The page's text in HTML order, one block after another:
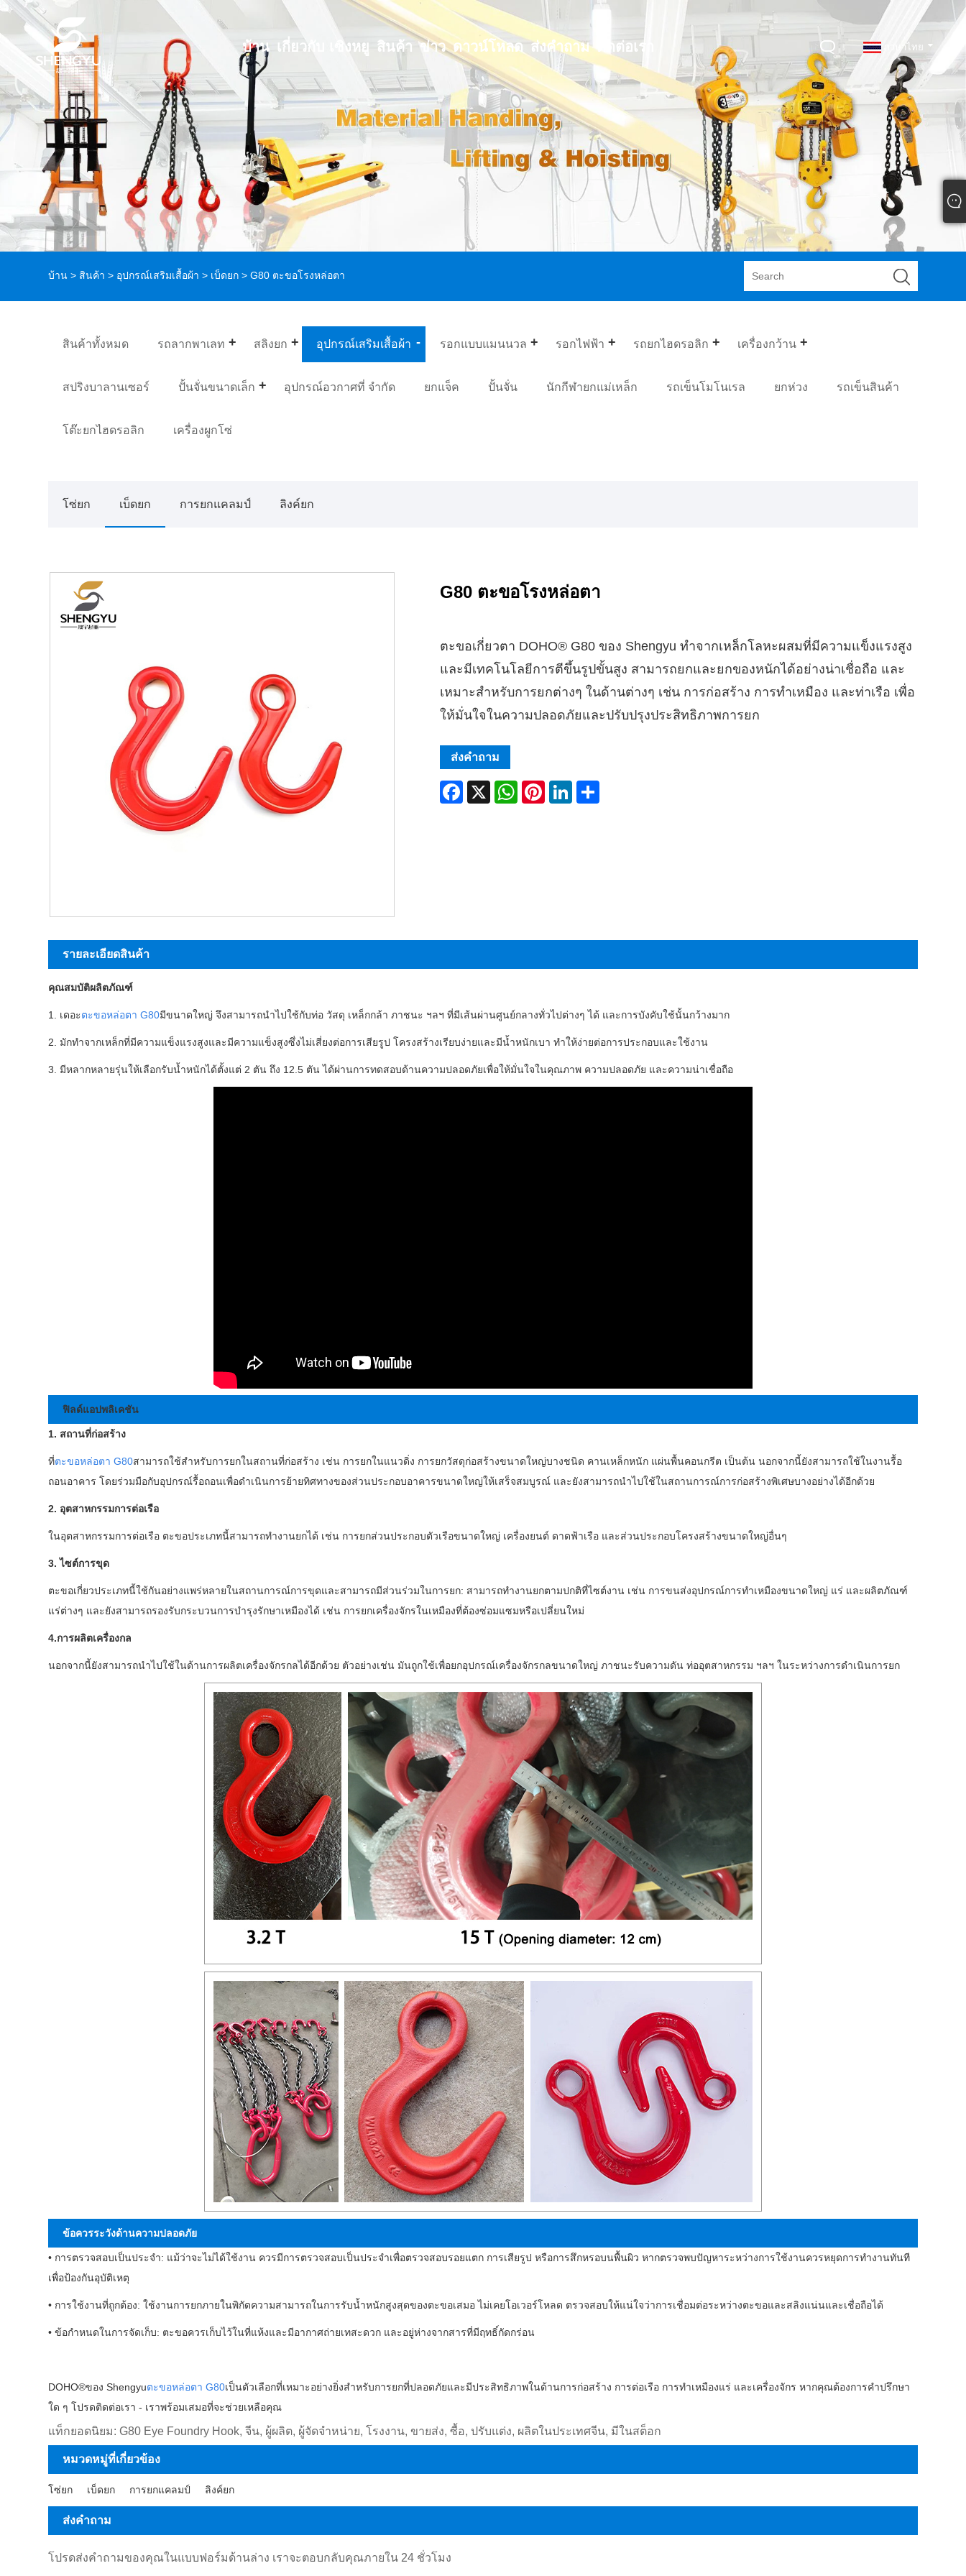
ภาษาไทย
บ้าน เกี่ยวกับ เซิงหยู สินค้า ข่าว ดาวน์โหลด ส่งคำถาม ติดต่อเรา
บ้าน > สินค้า > อุปกรณ์เสริมเสื้อผ้า > เบ็ดยก > G80 ตะขอโรงหล่อตา
สินค้าทั้งหมด รถลากพาเลท สลิงยก อุปกรณ์เสริมเสื้อผ้า รอกแบบแมนนวล รอกไฟฟ้า รถยกไฮดรอลิก เครื่องกว้าน
สปริงบาลานเซอร์ ปั้นจั่นขนาดเล็ก อุปกรณ์อวกาศที่ จำกัด ยกแจ็ค ปั้นจั่น นักกีฬายกแม่เหล็ก รถเข็นโมโนเรล ยกห่วง รถเข็นสินค้า
โต๊ะยกไฮดรอลิก เครื่องผูกโซ่
โซ่ยก เบ็ดยก การยกแคลมป์ ลิงค์ยก
G80 ตะขอโรงหล่อตา
ตะขอเกี่ยวตา DOHO® G80 ของ Shengyu ทำจากเหล็กโลหะผสมที่มีความแข็งแรงสูง
และมีเทคโนโลยีการตีขึ้นรูปขั้นสูง สามารถยกและยกของหนักได้อย่างน่าเชื่อถือ และ
เหมาะสำหรับการยกต่างๆ ในด้านต่างๆ เช่น การก่อสร้าง การทำเหมือง และท่าเรือ เพื่อ
ให้มั่นใจในความปลอดภัยและปรับปรุงประสิทธิภาพการยก
ส่งคำถาม
Facebook
X WhatsAppPinterestLinkedInShare
รายละเอียดสินค้า
คุณสมบัติผลิตภัณฑ์
1. เดอะตะขอหล่อตา G80มีขนาดใหญ่ จึงสามารถนำไปใช้กับท่อ วัสดุ เหล็กกล้า ภาชนะ ฯลฯ ที่มีเส้นผ่านศูนย์กลางทั่วไปต่างๆ ได้ และการบังคับใช้นั้นกว้างมาก
2. มักทำจากเหล็กที่มีความแข็งแรงสูงและมีความแข็งสูงซึ่งไม่เสี่ยงต่อการเสียรูป โครงสร้างเรียบง่ายและมีน้ำหนักเบา ทำให้ง่ายต่อการประกอบและใช้งาน
3. มีหลากหลายรุ่นให้เลือกรับน้ำหนักได้ตั้งแต่ 2 ตัน ถึง 12.5 ตัน ได้ผ่านการทดสอบด้านความปลอดภัยเพื่อให้มั่นใจในคุณภาพ ความปลอดภัย และความน่าเชื่อถือ
ฟิลด์แอปพลิเคชัน
1. สถานที่ก่อสร้าง
ที่ตะขอหล่อตา G80สามารถใช้สำหรับการยกในสถานที่ก่อสร้าง เช่น การยกในแนวดิ่ง การยกวัสดุก่อสร้างขนาดใหญ่บางชนิด คานเหล็กหนัก แผ่นพื้นคอนกรีต เป็นต้น นอกจากนี้ยังสามารถใช้ในงานรื้อ
ถอนอาคาร โดยร่วมมือกับอุปกรณ์รื้อถอนเพื่อดำเนินการย้ายทิศทางของส่วนประกอบอาคารขนาดใหญ่ให้เสร็จสมบูรณ์ และยังสามารถนำไปใช้ในสถานการณ์การก่อสร้างพิเศษบางอย่างได้อีกด้วย
2. อุตสาหกรรมการต่อเรือ
ในอุตสาหกรรมการต่อเรือ ตะขอประเภทนี้สามารถทำงานยกได้ เช่น การยกส่วนประกอบตัวเรือขนาดใหญ่ เครื่องยนต์ ดาดฟ้าเรือ และส่วนประกอบโครงสร้างขนาดใหญ่อื่นๆ
3. ไซต์การขุด
ตะขอเกี่ยวประเภทนี้ใช้กันอย่างแพร่หลายในสถานการณ์การขุดและสามารถมีส่วนร่วมในการยก: สามารถทำงานยกตามปกติที่ไซต์งาน เช่น การขนส่งอุปกรณ์การทำเหมืองขนาดใหญ่ แร่ และผลิตภัณฑ์
แร่ต่างๆ และยังสามารถรองรับกระบวนการบำรุงรักษาเหมืองได้ เช่น การยกเครื่องจักรในเหมืองที่ต้องซ่อมแซมหรือเปลี่ยนใหม่
4.การผลิตเครื่องกล
นอกจากนี้ยังสามารถนำไปใช้ในด้านการผลิตเครื่องจักรกลได้อีกด้วย ตัวอย่างเช่น มันถูกใช้เพื่อยกอุปกรณ์เครื่องจักรกลขนาดใหญ่ ภาชนะรับความดัน ท่ออุตสาหกรรม ฯลฯ ในระหว่างการดำเนินการยก
ข้อควรระวังด้านความปลอดภัย
• การตรวจสอบเป็นประจำ: แม้ว่าจะไม่ได้ใช้งาน ควรมีการตรวจสอบเป็นประจำเพื่อตรวจสอบรอยแตก การเสียรูป หรือการสึกหรอบนพื้นผิว หากตรวจพบปัญหาระหว่างการใช้งานควรหยุดการทำงานทันที
เพื่อป้องกันอุบัติเหตุ
• การใช้งานที่ถูกต้อง: ใช้งานการยกภายในพิกัดความสามารถในการรับน้ำหนักสูงสุดของตะขอเสมอ ไม่เคยโอเวอร์โหลด ตรวจสอบให้แน่ใจว่าการเชื่อมต่อระหว่างตะขอและสลิงแน่นและเชื่อถือได้
• ข้อกำหนดในการจัดเก็บ: ตะขอควรเก็บไว้ในที่แห้งและมีอากาศถ่ายเทสะดวก และอยู่ห่างจากสารที่มีฤทธิ์กัดกร่อน
DOHO®ของ Shengyuตะขอหล่อตา G80เป็นตัวเลือกที่เหมาะอย่างยิ่งสำหรับการยกที่ปลอดภัยและมีประสิทธิภาพในด้านการก่อสร้าง การต่อเรือ การทำเหมืองแร่ และเครื่องจักร หากคุณต้องการคำปรึกษา
ใด ๆ โปรดติดต่อเรา - เราพร้อมเสมอที่จะช่วยเหลือคุณ
แท็กยอดนิยม: G80 Eye Foundry Hook, จีน, ผู้ผลิต, ผู้จัดจำหน่าย, โรงงาน, ขายส่ง, ซื้อ, ปรับแต่ง, ผลิตในประเทศจีน, มีในสต็อก
หมวดหมู่ที่เกี่ยวข้อง
โซ่ยก เบ็ดยก การยกแคลมป์ ลิงค์ยก
ส่งคำถาม
โปรดส่งคำถามของคุณในแบบฟอร์มด้านล่าง เราจะตอบกลับคุณภายใน 24 ชั่วโมง